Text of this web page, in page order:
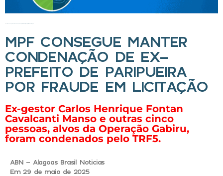
MPF CONSEGUE MANTER
CONDENAÇÃO DE EX-
PREFEITO DE PARIPUEIRA
POR FRAUDE EM LICITAÇÃO
Ex-gestor Carlos Henrique Fontan
Cavalcanti Manso e outras cinco
pessoas, alvos da Operação Gabiru,
foram condenados pelo TRF5.
ABN - Alagoas Brasil Noticias
Em 29 de maio de 2025